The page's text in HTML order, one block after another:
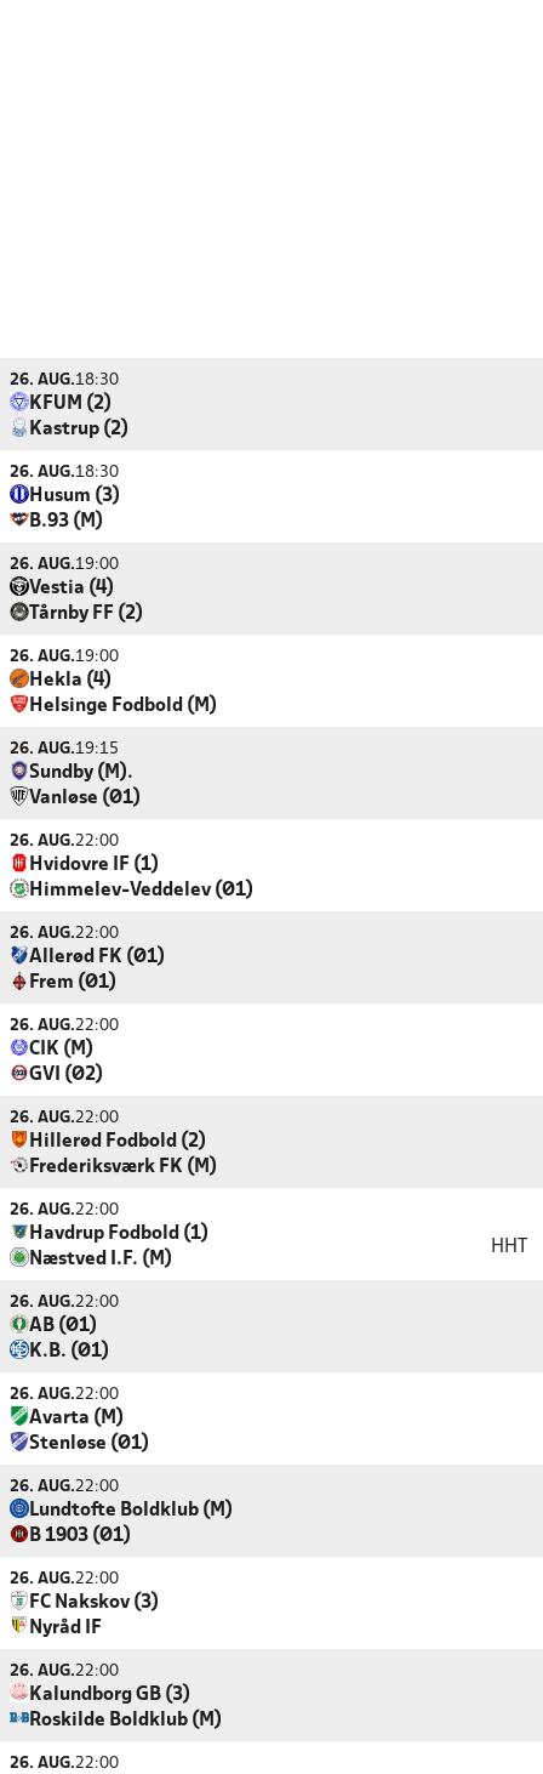
26. AUG.18:30
KFUM (2)
Kastrup (2)
26. AUG.18:30
Husum (3)
B.93 (M)
26. AUG.19:00
Vestia (4)
Tårnby FF (2)
26. AUG.19:00
Hekla (4)
Helsinge Fodbold (M)
26. AUG.19:15
Sundby (M).
Vanløse (Ø1)
26. AUG.22:00
Hvidovre IF (1)
Himmelev-Veddelev (Ø1)
26. AUG.22:00
Allerød FK (Ø1)
Frem (Ø1)
26. AUG.22:00
CIK (M)
GVI (Ø2)
26. AUG.22:00
Hillerød Fodbold (2)
Frederiksværk FK (M)
26. AUG.22:00
Havdrup Fodbold (1)
Næstved I.F. (M)
HHT
26. AUG.22:00
AB (Ø1)
K.B. (Ø1)
26. AUG.22:00
Avarta (M)
Stenløse (Ø1)
26. AUG.22:00
Lundtofte Boldklub (M)
B 1903 (Ø1)
26. AUG.22:00
FC Nakskov (3)
Nyråd IF
26. AUG.22:00
Kalundborg GB (3)
Roskilde Boldklub (M)
26. AUG.22:00